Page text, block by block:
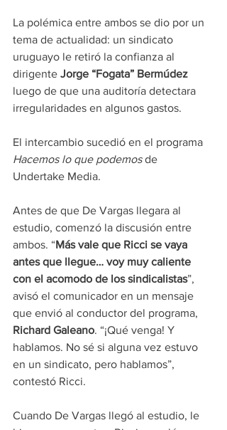
La polémica entre ambos se dio por un
tema de actualidad: un sindicato
uruguayo le retiró la confianza al
dirigente Jorge “Fogata” Bermúdez
luego de que una auditoría detectara
irregularidades en algunos gastos.
El intercambio sucedió en el programa
Hacemos lo que podemos de
Undertake Media.
Antes de que De Vargas llegara al
estudio, comenzó la discusión entre
ambos. “Más vale que Ricci se vaya
antes que llegue… voy muy caliente
con el acomodo de los sindicalistas”,
avisó el comunicador en un mensaje
que envió al conductor del programa,
Richard Galeano. “¡Qué venga! Y
hablamos. No sé si alguna vez estuvo
en un sindicato, pero hablamos”,
contestó Ricci.
Cuando De Vargas llegó al estudio, le